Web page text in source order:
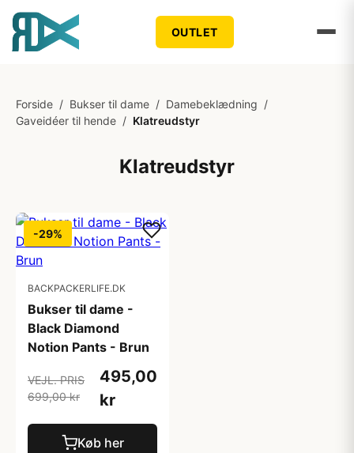
OUTLET
Forside / Bukser til dame / Damebeklædning /
Gaveidéer til hende / Klatreudstyr
Klatreudstyr
-29%
BACKPACKERLIFE.DK
Bukser til dame -
Black Diamond
Notion Pants - Brun
VEJL. PRIS
699,00 kr
495,00
kr
Køb her